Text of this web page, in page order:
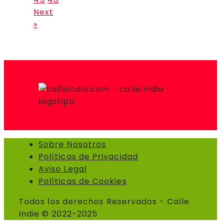
Next
»
Sobre Nosotros
Políticas de Privacidad
Aviso Legal
Políticas de Cookies
Todos los derechos Reservados - Calle
Indie © 2022-2025